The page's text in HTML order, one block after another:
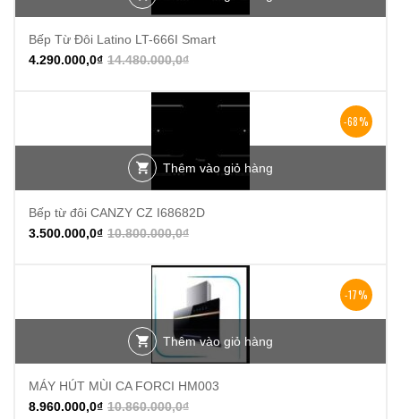
Bếp Từ Đôi Latino LT-666I Smart
14.480.000,0₫
4.290.000,0₫
-68%
Thêm vào giỏ hàng
Bếp từ đôi CANZY CZ I68682D
10.800.000,0₫
3.500.000,0₫
-17%
Thêm vào giỏ hàng
MÁY HÚT MÙI CA FORCI HM003
10.860.000,0₫
8.960.000,0₫